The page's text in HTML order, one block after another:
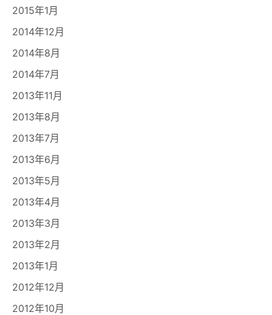
2015年1月
2014年12月
2014年8月
2014年7月
2013年11月
2013年8月
2013年7月
2013年6月
2013年5月
2013年4月
2013年3月
2013年2月
2013年1月
2012年12月
2012年10月